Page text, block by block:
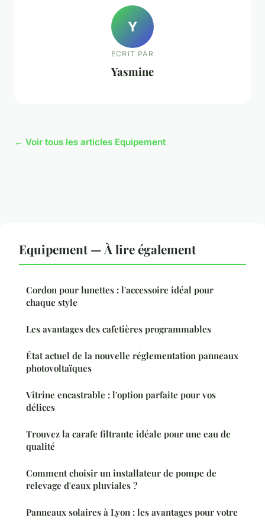
Y
ECRIT PAR
Yasmine
← Voir tous les articles Equipement
Equipement — À lire également
Cordon pour lunettes : l'accessoire idéal pour
chaque style
Les avantages des cafetières programmables
État actuel de la nouvelle réglementation panneaux
photovoltaïques
Vitrine encastrable : l'option parfaite pour vos
délices
Trouvez la carafe filtrante idéale pour une eau de
qualité
Comment choisir un installateur de pompe de
relevage d'eaux pluviales ?
Panneaux solaires à Lyon : les avantages pour votre